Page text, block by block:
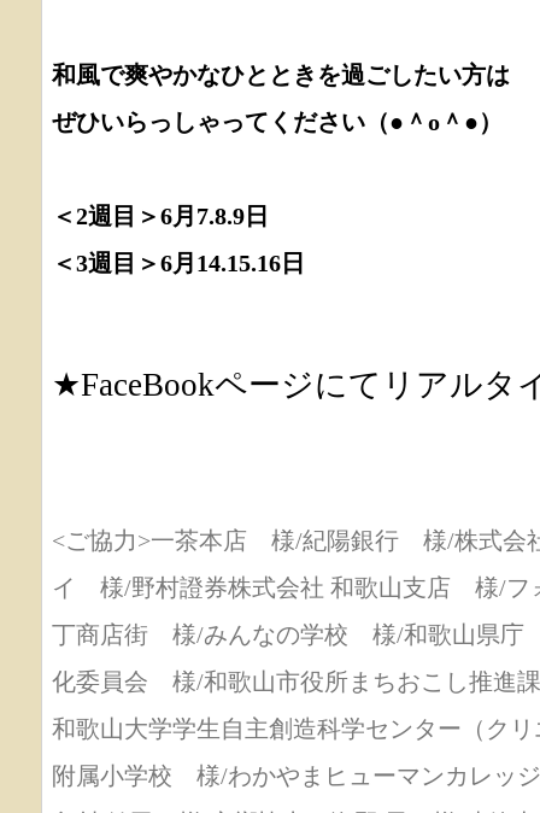
和風で爽やかなひとときを過ごしたい方は
ぜひいらっしゃってください（●＾o＾●）
＜2週目＞6月7.8.9日
＜3週目＞6月14.15.16日
★FaceBookページにてリアルタ
<ご協力>一茶本店 様/紀陽銀行 様/株式会
イ 様/野村證券株式会社 和歌山支店 様/フ
丁商店街 様/みんなの学校 様/和歌山県庁
化委員会 様/和歌山市役所まちおこし推
和歌山大学学生自主創造科学センター（ク
附属小学校 様/わかやまヒューマンカレ